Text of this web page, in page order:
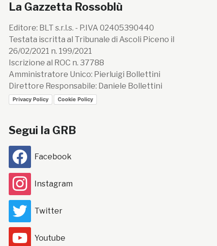
La Gazzetta Rossoblù
Editore: BLT s.r.l.s. - P.IVA 02405390440
Testata iscritta al Tribunale di Ascoli Piceno il
26/02/2021 n. 199/2021
Iscrizione al ROC n. 37788
Amministratore Unico: Pierluigi Bollettini
Direttore Responsabile: Daniele Bollettini
Privacy Policy Cookie Policy
Segui la GRB
Facebook
Instagram
Twitter
Youtube